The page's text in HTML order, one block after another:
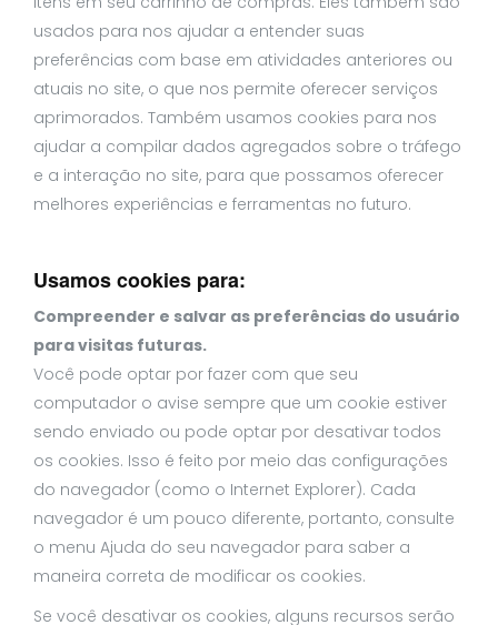
usados para nos ajudar a entender suas
preferências com base em atividades anteriores ou
atuais no site, o que nos permite oferecer serviços
aprimorados. Também usamos cookies para nos
ajudar a compilar dados agregados sobre o tráfego
e a interação no site, para que possamos oferecer
melhores experiências e ferramentas no futuro.
Usamos cookies para:
Compreender e salvar as preferências do usuário
para visitas futuras.
Você pode optar por fazer com que seu
computador o avise sempre que um cookie estiver
sendo enviado ou pode optar por desativar todos
os cookies. Isso é feito por meio das configurações
do navegador (como o Internet Explorer). Cada
navegador é um pouco diferente, portanto, consulte
o menu Ajuda do seu navegador para saber a
maneira correta de modificar os cookies.
Se você desativar os cookies, alguns recursos serão